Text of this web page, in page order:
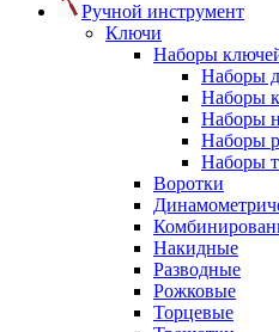
Ручной инструмент
Ключи
Наборы
Наборы
Наборы
Наборы
Наборы
Наборы
Воротки
Накидные
Разводные
Рожковые
Торцевые